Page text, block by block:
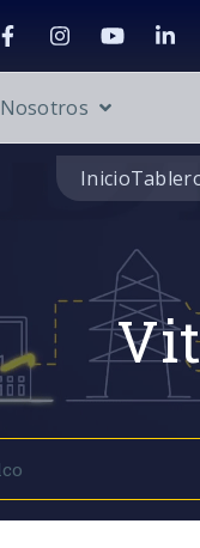
Nosotros
Inicio